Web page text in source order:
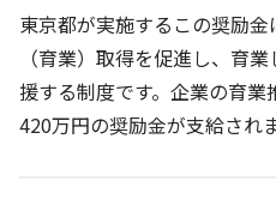
東京都が実施するこの奨励
（育業）取得を促進し、育
援する制度です。企業の育
420万円の奨励金が支給されま